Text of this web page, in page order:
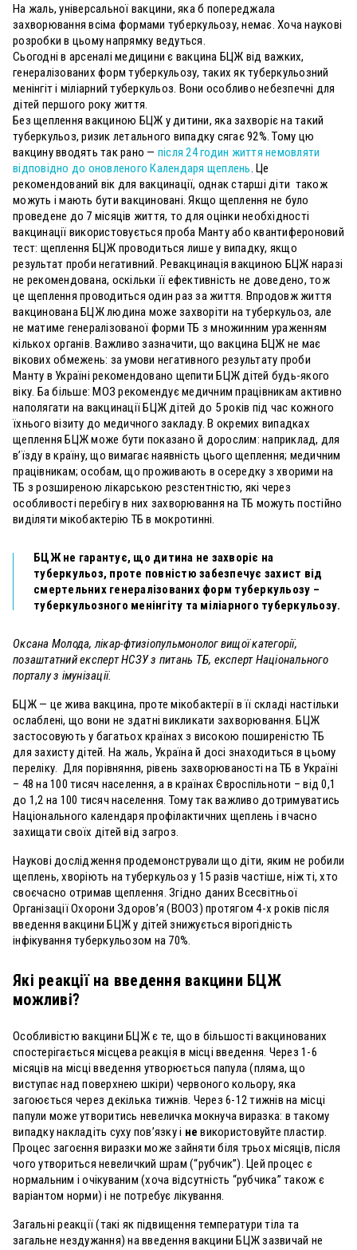
На жаль, універсальної вакцини, яка б попереджала
захворювання всіма формами туберкульозу, немає. Хоча наукові
розробки в цьому напрямку ведуться.
Сьогодні в арсеналі медицини є вакцина БЦЖ від важких,
генералізованих форм туберкульозу, таких як туберкульозний
менінгіт і міліарний туберкульоз. Вони особливо небезпечні для
дітей першого року життя.
Без щеплення вакциною БЦЖ у дитини, яка захворіє на такий
туберкульоз, ризик летального випадку сягає 92%. Тому цю
вакцину вводять так рано — після 24 годин життя немовляти
відповідно до оновленого Календаря щеплень. Це
рекомендований вік для вакцинації, однак старші діти також
можуть і мають бути вакциновані. Якщо щеплення не було
проведене до 7 місяців життя, то для оцінки необхідності
вакцинації використовується проба Манту або квантифероновий
тест: щеплення БЦЖ проводиться лише у випадку, якщо
результат проби негативний. Ревакцинація вакциною БЦЖ наразі
не рекомендована, оскільки її ефективність не доведено, тож
це щеплення проводиться один раз за життя. Впродовж життя
вакцинована БЦЖ людина може захворіти на туберкульоз, але
не матиме генералізованої форми ТБ з множинним ураженням
кількох органів. Важливо зазначити, що вакцина БЦЖ не має
вікових обмежень: за умови негативного результату проби
Манту в Україні рекомендовано щепити БЦЖ дітей будь-якого
віку. Ба більше: МОЗ рекомендує медичним працівникам активно
наполягати на вакцинації БЦЖ дітей до 5 років під час кожного
їхнього візиту до медичного закладу. В окремих випадках
щеплення БЦЖ може бути показано й дорослим: наприклад, для
в’їзду в країну, що вимагає наявність цього щеплення; медичним
працівникам; особам, що проживають в осередку з хворими на
ТБ з розширеною лікарською резстентністю, які через
особливості перебігу в них захворювання на ТБ можуть постійно
виділяти мікобактерію ТБ в мокротинні.
БЦЖ не гарантує, що дитина не захворіє на
туберкульоз, проте повністю забезпечує захист від
смертельних генералізованих форм туберкульозу –
туберкульозного менінгіту та міліарного туберкульозу.
Оксана Молода, лікар-фтизіопульмонолог вищої категорії,
позаштатний експерт НСЗУ з питань ТБ, експерт Національного
порталу з імунізації.
БЦЖ — це жива вакцина, проте мікобактерії в її складі настільки
ослаблені, що вони не здатні викликати захворювання. БЦЖ
застосовують у багатьох країнах з високою поширеністю ТБ
для захисту дітей. На жаль, Україна й досі знаходиться в цьому
переліку. Для порівняння, рівень захворюваності на ТБ в Україні
– 48 на 100 тисяч населення, а в країнах Євроспільноти – від 0,1
до 1,2 на 100 тисяч населення. Тому так важливо дотримуватись
Національного календаря профілактичних щеплень і вчасно
захищати своїх дітей від загроз.
Наукові дослідження продемонстрували що діти, яким не робили
щеплень, хворіють на туберкульоз у 15 разів частіше, ніж ті, хто
своєчасно отримав щеплення. Згідно даних Всесвітньої
Організації Охорони Здоров’я (ВООЗ) протягом 4-х років після
введення вакцини БЦЖ у дітей знижується вірогідність
інфікування туберкульозом на 70%.
Які реакції на введення вакцини БЦЖ
можливі?
Особливістю вакцини БЦЖ є те, що в більшості вакцинованих
спостерігається місцева реакція в місці введення. Через 1-6
місяців на місці введення утворюється папула (пляма, що
виступає над поверхнею шкіри) червоного кольору, яка
загоюється через декілька тижнів. Через 6-12 тижнів на місці
папули може утворитись невеличка мокнуча виразка: в такому
випадку накладіть суху пов’язку і невикористовуйте пластир.
Процес загоєння виразки може зайняти біля трьох місяців, після
чого утвориться невеличкий шрам (“рубчик”). Цей процес є
нормальним і очікуваним (хоча відсутність “рубчика” також є
варіантом норми) і не потребує лікування.
Загальні реакції (такі як підвищення температури тіла та
загальне нездужання) на введення вакцини БЦЖ зазвичай не